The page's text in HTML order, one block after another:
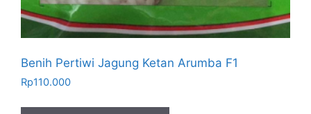
Benih Pertiwi Jagung Ketan Arumba F1
Rp110.000